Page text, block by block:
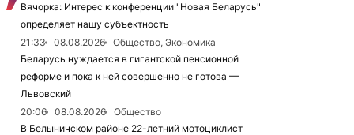
Вячорка: Интерес к конференции "Новая Беларусь"
определяет нашу субъектность
21:33
08.08.2026
Общество, Экономика
Беларусь нуждается в гигантской пенсионной
реформе и пока к ней совершенно не готова —
Львовский
20:06
08.08.2026
Общество
В Белыничском районе 22-летний мотоциклист